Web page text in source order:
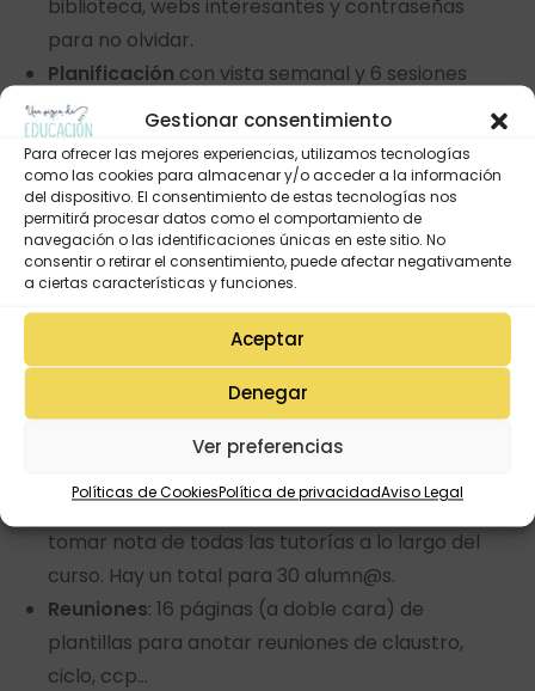
Gestionar consentimiento
Para ofrecer las mejores experiencias, utilizamos tecnologías
como las cookies para almacenar y/o acceder a la información
del dispositivo. El consentimiento de estas tecnologías nos
permitirá procesar datos como el comportamiento de
navegación o las identificaciones únicas en este sitio. No
consentir o retirar el consentimiento, puede afectar negativamente
a ciertas características y funciones.
Aceptar
Denegar
Ver preferencias
Políticas de CookiesPolítica de privacidadAviso Legal
biblioteca, webs interesantes y contraseñas
para no olvidar.
Planificación con vista semanal y 6 sesiones
diarias. Además en la parte de abajo
incorporamos hueco para que puedas también
usarlo comoAgenda. Con semanas suficientes
para completar todo el curso escolar.
Registros: Cumpleaños, teléfonos y emails,
registros varios, organización del aula y
asistencia.
: Notas finales por trimestre y 5
bloques de 4 páginas (a doble cara) cada uno
diferenciados por color.
: sección para tomar acta de las
alumno/a en la que llevar todo registrado y
tomar nota de todas las tutorías a lo largo del
curso. Hay un total para 30 alumn@s.
Reuniones: 16 páginas (a doble cara) de
plantillas para anotar reuniones de claustro,
ciclo, ccp…